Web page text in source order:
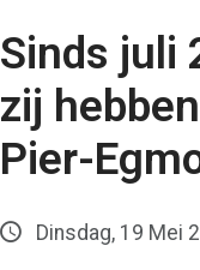
Sinds juli
zij
Pier-
Dinsdag, 19 Mei